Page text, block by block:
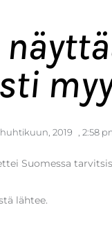
2019 2:58
Suomessa
lähtee.